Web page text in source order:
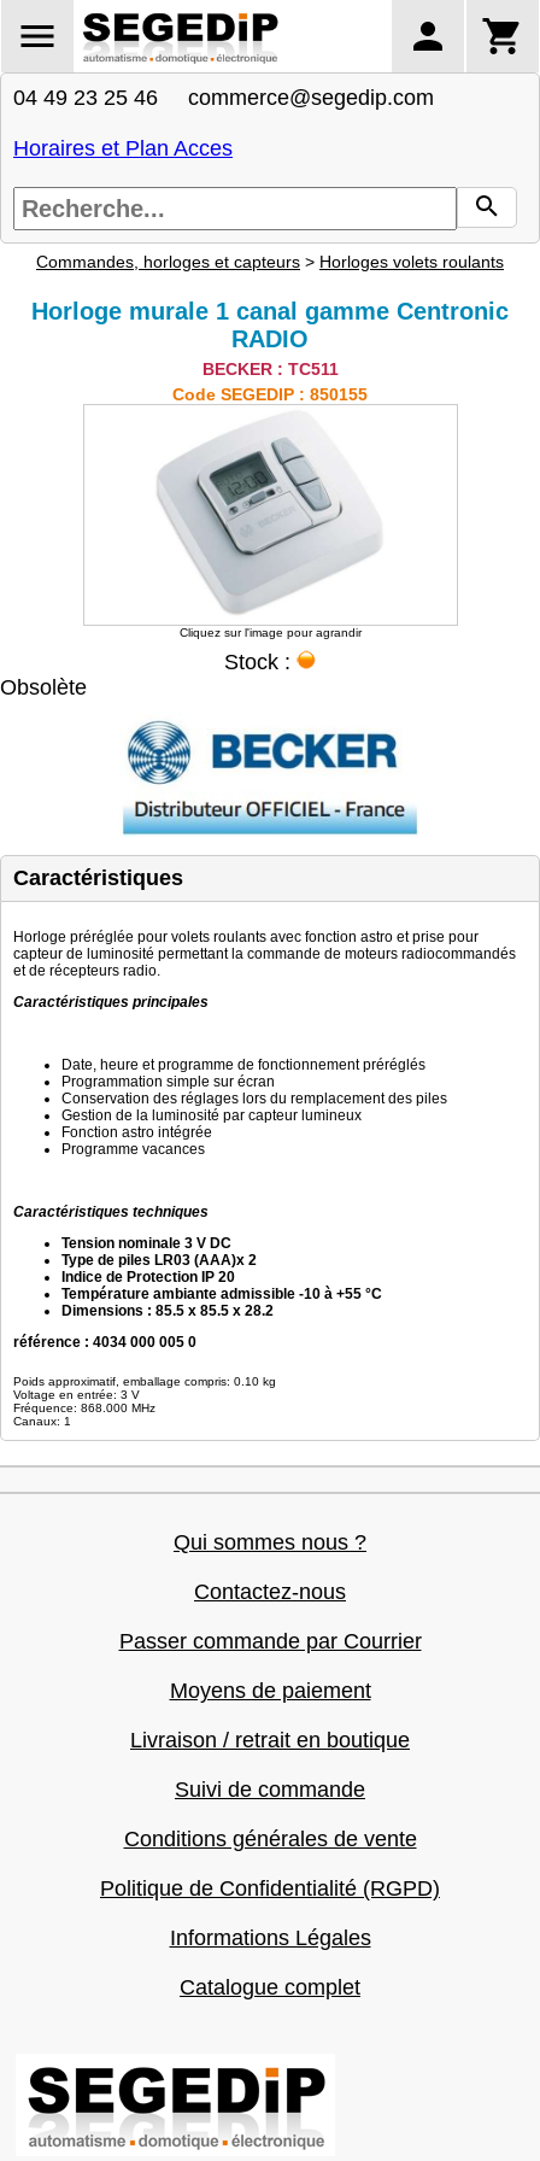
04 49 23 25 46 commerce@segedip.com
Horaires et Plan Acces
Commandes, horloges et capteurs > Horloges volets roulants
Horloge murale 1 canal gamme Centronic
RADIO
BECKER : TC511
Code SEGEDIP : 850155
Cliquez sur l'image pour agrandir
Stock :
Obsolète
Caractéristiques
Horloge préréglée pour volets roulants avec fonction astro et prise pour
capteur de luminosité permettant la commande de moteurs radiocommandés
et de récepteurs radio.
Caractéristiques principales
Date, heure et programme de fonctionnement préréglés
Programmation simple sur écran
Conservation des réglages lors du remplacement des piles
Gestion de la luminosité par capteur lumineux
Fonction astro intégrée
Programme vacances
Caractéristiques techniques
Tension nominale 3 V DC
Type de piles LR03 (AAA)x 2
Indice de Protection IP 20
Température ambiante admissible -10 à +55 °C
Dimensions : 85.5 x 85.5 x 28.2
référence : 4034 000 005 0
Poids approximatif, emballage compris: 0.10 kg
Voltage en entrée: 3 V
Fréquence: 868.000 MHz
Canaux: 1
Qui sommes nous ?
Contactez-nous
Passer commande par Courrier
Moyens de paiement
Livraison / retrait en boutique
Suivi de commande
Conditions générales de vente
Politique de Confidentialité (RGPD)
Informations Légales
Catalogue complet